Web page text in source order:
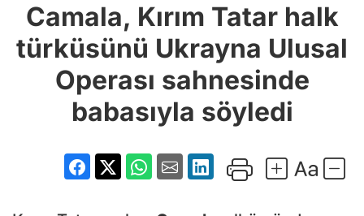
türküsünü
Ukrayna
Ulusal
Operası
sahnesinde
babasıyla
söyledi
Camala, Kırım Tatar halk
türküsünü Ukrayna Ulusal
Operası sahnesinde
babasıyla söyledi